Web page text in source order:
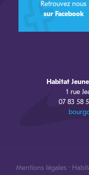
Retrouvez nous
sur Facebook
Habitat
1 rue
07 83 58
Mentions légales ·